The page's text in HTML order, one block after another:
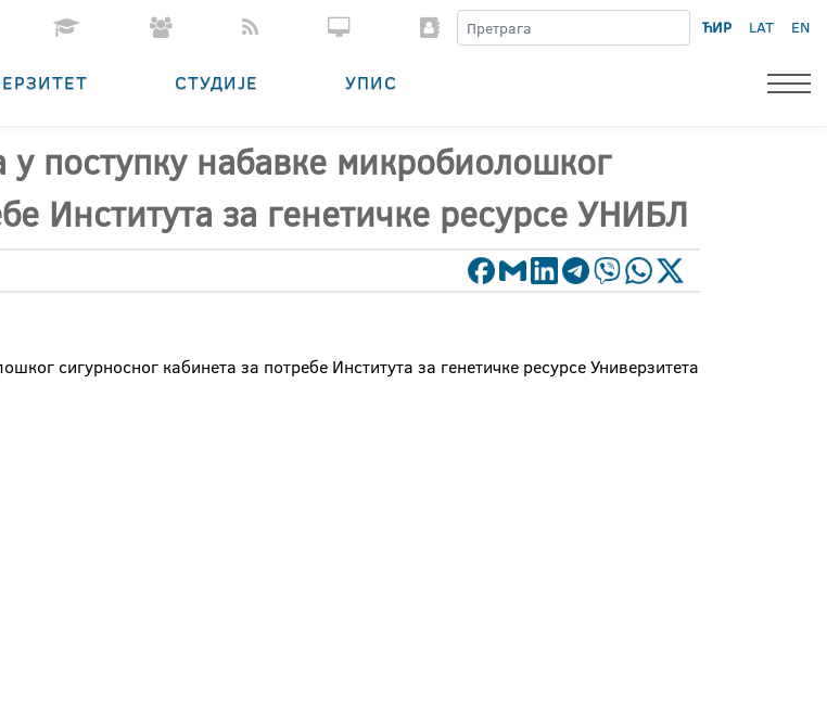
ЋИР LAT EN
СТУДИЈЕ УПИС
поступку набавке микробиолошког
Института за генетичке ресурсе УНИБЛ
сигурносног кабинета за потребе Института за генетичке ресурсе Универзитета